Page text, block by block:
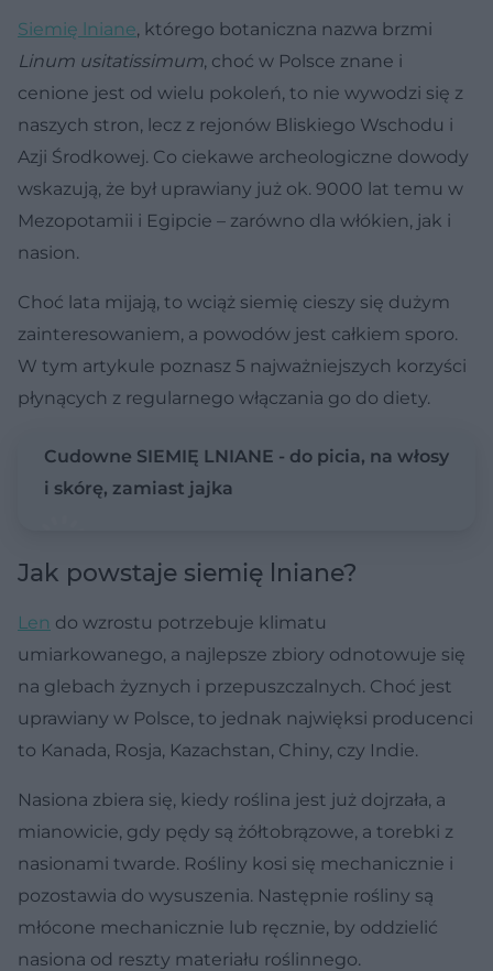
Siemię lniane, którego botaniczna nazwa brzmi
Linum usitatissimum, choć w Polsce znane i
cenione jest od wielu pokoleń, to nie wywodzi się z
naszych stron, lecz z rejonów Bliskiego Wschodu i
Azji Środkowej. Co ciekawe archeologiczne dowody
wskazują, że był uprawiany już ok. 9000 lat temu w
Mezopotamii i Egipcie – zarówno dla włókien, jak i
nasion.
Choć lata mijają, to wciąż siemię cieszy się dużym
zainteresowaniem, a powodów jest całkiem sporo.
W tym artykule poznasz 5 najważniejszych korzyści
płynących z regularnego włączania go do diety.
Cudowne SIEMIĘ LNIANE - do picia, na włosy
i skórę, zamiast jajka
Jak powstaje siemię lniane?
Len do wzrostu potrzebuje klimatu
umiarkowanego, a najlepsze zbiory odnotowuje się
na glebach żyznych i przepuszczalnych. Choć jest
uprawiany w Polsce, to jednak najwięksi producenci
to Kanada, Rosja, Kazachstan, Chiny, czy Indie.
Nasiona zbiera się, kiedy roślina jest już dojrzała, a
mianowicie, gdy pędy są żółtobrązowe, a torebki z
nasionami twarde. Rośliny kosi się mechanicznie i
pozostawia do wysuszenia. Następnie rośliny są
młócone mechanicznie lub ręcznie, by oddzielić
nasiona od reszty materiału roślinnego.